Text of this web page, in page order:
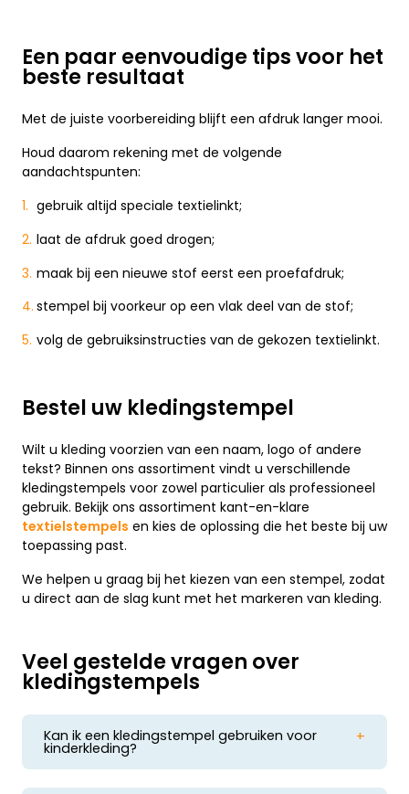
Een paar eenvoudige tips voor het
beste resultaat
Met de juiste voorbereiding blijft een afdruk langer mooi.
Houd daarom rekening met de volgende
aandachtspunten:
gebruik altijd speciale textielinkt;
laat de afdruk goed drogen;
maak bij een nieuwe stof eerst een proefafdruk;
stempel bij voorkeur op een vlak deel van de stof;
volg de gebruiksinstructies van de gekozen textielinkt.
Bestel uw kledingstempel
Wilt u kleding voorzien van een naam, logo of andere
tekst? Binnen ons assortiment vindt u verschillende
kledingstempels voor zowel particulier als professioneel
gebruik. Bekijk ons assortiment kant-en-klare
textielstempels en kies de oplossing die het beste bij uw
toepassing past.
We helpen u graag bij het kiezen van een stempel, zodat
u direct aan de slag kunt met het markeren van kleding.
Veel gestelde vragen over
kledingstempels
Kan ik een kledingstempel gebruiken voor
kinderkleding?